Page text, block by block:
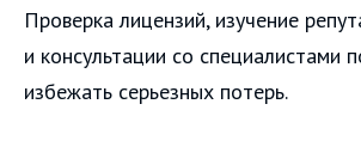
Проверка лицензий, изучение
и консультации со специалистами
избежать серьезных потерь.